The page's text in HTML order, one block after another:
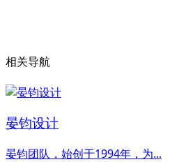
相关导航
晏钧设计
晏钧团队，始创于1994年，为...